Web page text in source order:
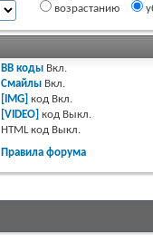
возрастанию
BB коды Вкл.
Смайлы Вкл.
[IMG] код Вкл.
[VIDEO] код Выкл.
HTML код Выкл.
Правила форума